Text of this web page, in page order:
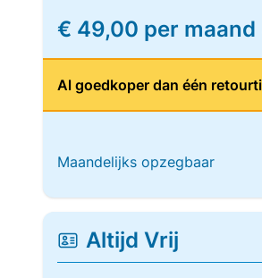
€ 49,00 per maand
Al goedkoper dan één
Maandelijks opzegbaar
Altijd Vrij